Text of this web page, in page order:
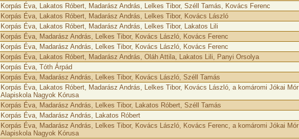
Korpás Éva, Lakatos Róbert, Madarász András, Lelkes Tibor, Széll Tamás, Kovács Ferenc
Korpás Éva, Lakatos Róbert, Madarász András, Lelkes Tibor, Kovács László
Korpás Éva, Lakatos Róbert, Madarász András, Lelkes Tibor, Lakatos Lili
Korpás Éva, Madarász András, Lelkes Tibor, Kovács László, Kovács Ferenc
Korpás Éva, Madarász András, Lelkes Tibor, Kovács László, Kovács Ferenc
Korpás Éva, Lakatos Róbert, Madarász András, Oláh Attila, Lakatos Lili, Panyi Orsolya
Korpás Éva, Tóth Árpád
Korpás Éva, Madarász András, Lelkes Tibor, Kovács László, Széll Tamás
Korpás Éva, Lakatos Róbert, Madarász András, Lelkes Tibor, Kovács László, a komáromi Jókai Mór
Alapiskola Nagyok Kórusa
Korpás Éva, Madarász András, Lelkes Tibor, Lakatos Róbert, Széll Tamás
Korpás Éva, Madarász András, Lakatos Róbert
Korpás Éva, Madarász András, Lelkes Tibor, Kovács László, Kovács Ferenc, a komáromi Jókai Mór
Alapiskola Nagyok Kórusa